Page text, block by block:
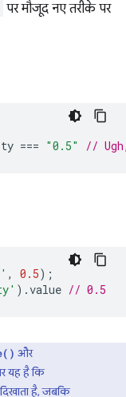
पर मौजूद नए तरीके पर
=== "0.5" //
, 0.5);
).value // 0.5
और
यह है कि
है, जबकि